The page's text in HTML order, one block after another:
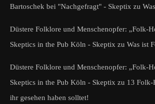
Bartoschek bei "Nachgefragt" - Skeptix zu
Düstere Folklore und Menschenopfer: „Folk-
Skeptics in the Pub Köln - Skeptix zu Was ist
Düstere Folklore und Menschenopfer: „Folk-
Skeptics in the Pub Köln - Skeptix zu 13 Folk-
ihr gesehen haben solltet!